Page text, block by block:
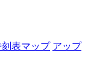
刻表マップ アップ